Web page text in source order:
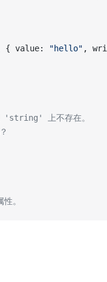
{ value: "hello" ,
上不存在。
。